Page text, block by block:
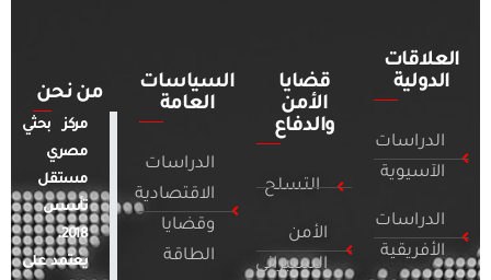
العلاقات
الدولية
الدراسات
الآسيوية
الدراسات
الأفريقية
قضايا
الأمن
والدفاع
التسلح
الأمن
السيبراني
السياسات
العامة
الدراسات
الاقتصادية
وقضايا
الطاقة
من نحن
مركز بحثي
مصري
مستقل
تأسس
2018.
يعتمد على